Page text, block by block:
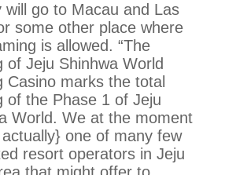
will go to Macau and Las
some other place where
is allowed. “The
of Jeju Shinhwa World
Casino marks the total
of the Phase 1 of Jeju
World. We at the moment
one of many few
resort operators in Jeju